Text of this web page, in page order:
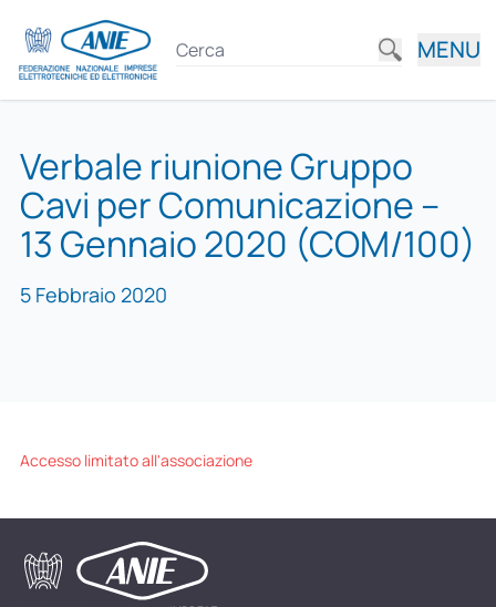
MENU
Verbale riunione Gruppo
Cavi per Comunicazione –
13 Gennaio 2020 (COM/100)
5 Febbraio 2020
Accesso limitato all'associazione